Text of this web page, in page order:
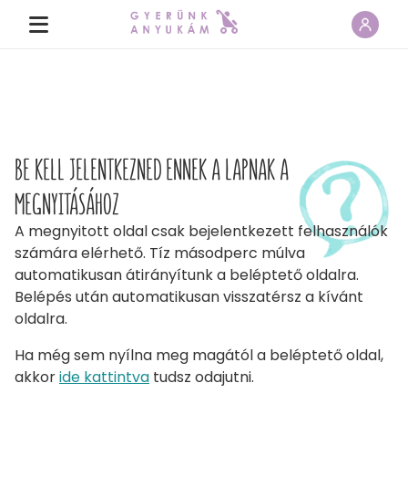
BE KELL JELENTKEZNED ENNEK A LAPNAK A
MEGNYITÁSÁHOZ
A megnyitott oldal csak bejelentkezett felhasználók
számára elérhető. Tíz másodperc múlva
automatikusan átirányítunk a beléptető oldalra.
Belépés után automatikusan visszatérsz a kívánt
oldalra.
Ha még sem nyílna meg magától a beléptető oldal,
akkoride kattintva tudsz odajutni.